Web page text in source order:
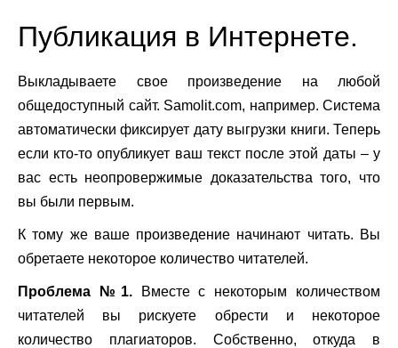
Публикация в Интернете.
Выкладываете свое произведение на любой
общедоступный сайт. Samolit.com, например. Система
автоматически фиксирует дату выгрузки книги. Теперь
если кто-то опубликует ваш текст после этой даты – у
вас есть неопровержимые доказательства того, что
вы были первым.
К тому же ваше произведение начинают читать. Вы
обретаете некоторое количество читателей.
Проблема №1.Вместе с некоторым количеством
читателей вы рискуете обрести и некоторое
количество плагиаторов. Собственно, откуда в